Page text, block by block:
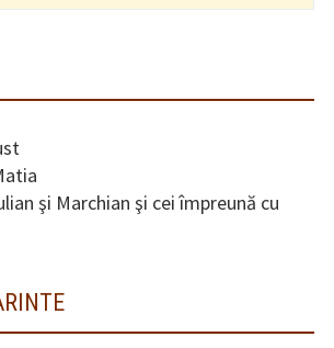
şi Marchian şi cei împreună cu